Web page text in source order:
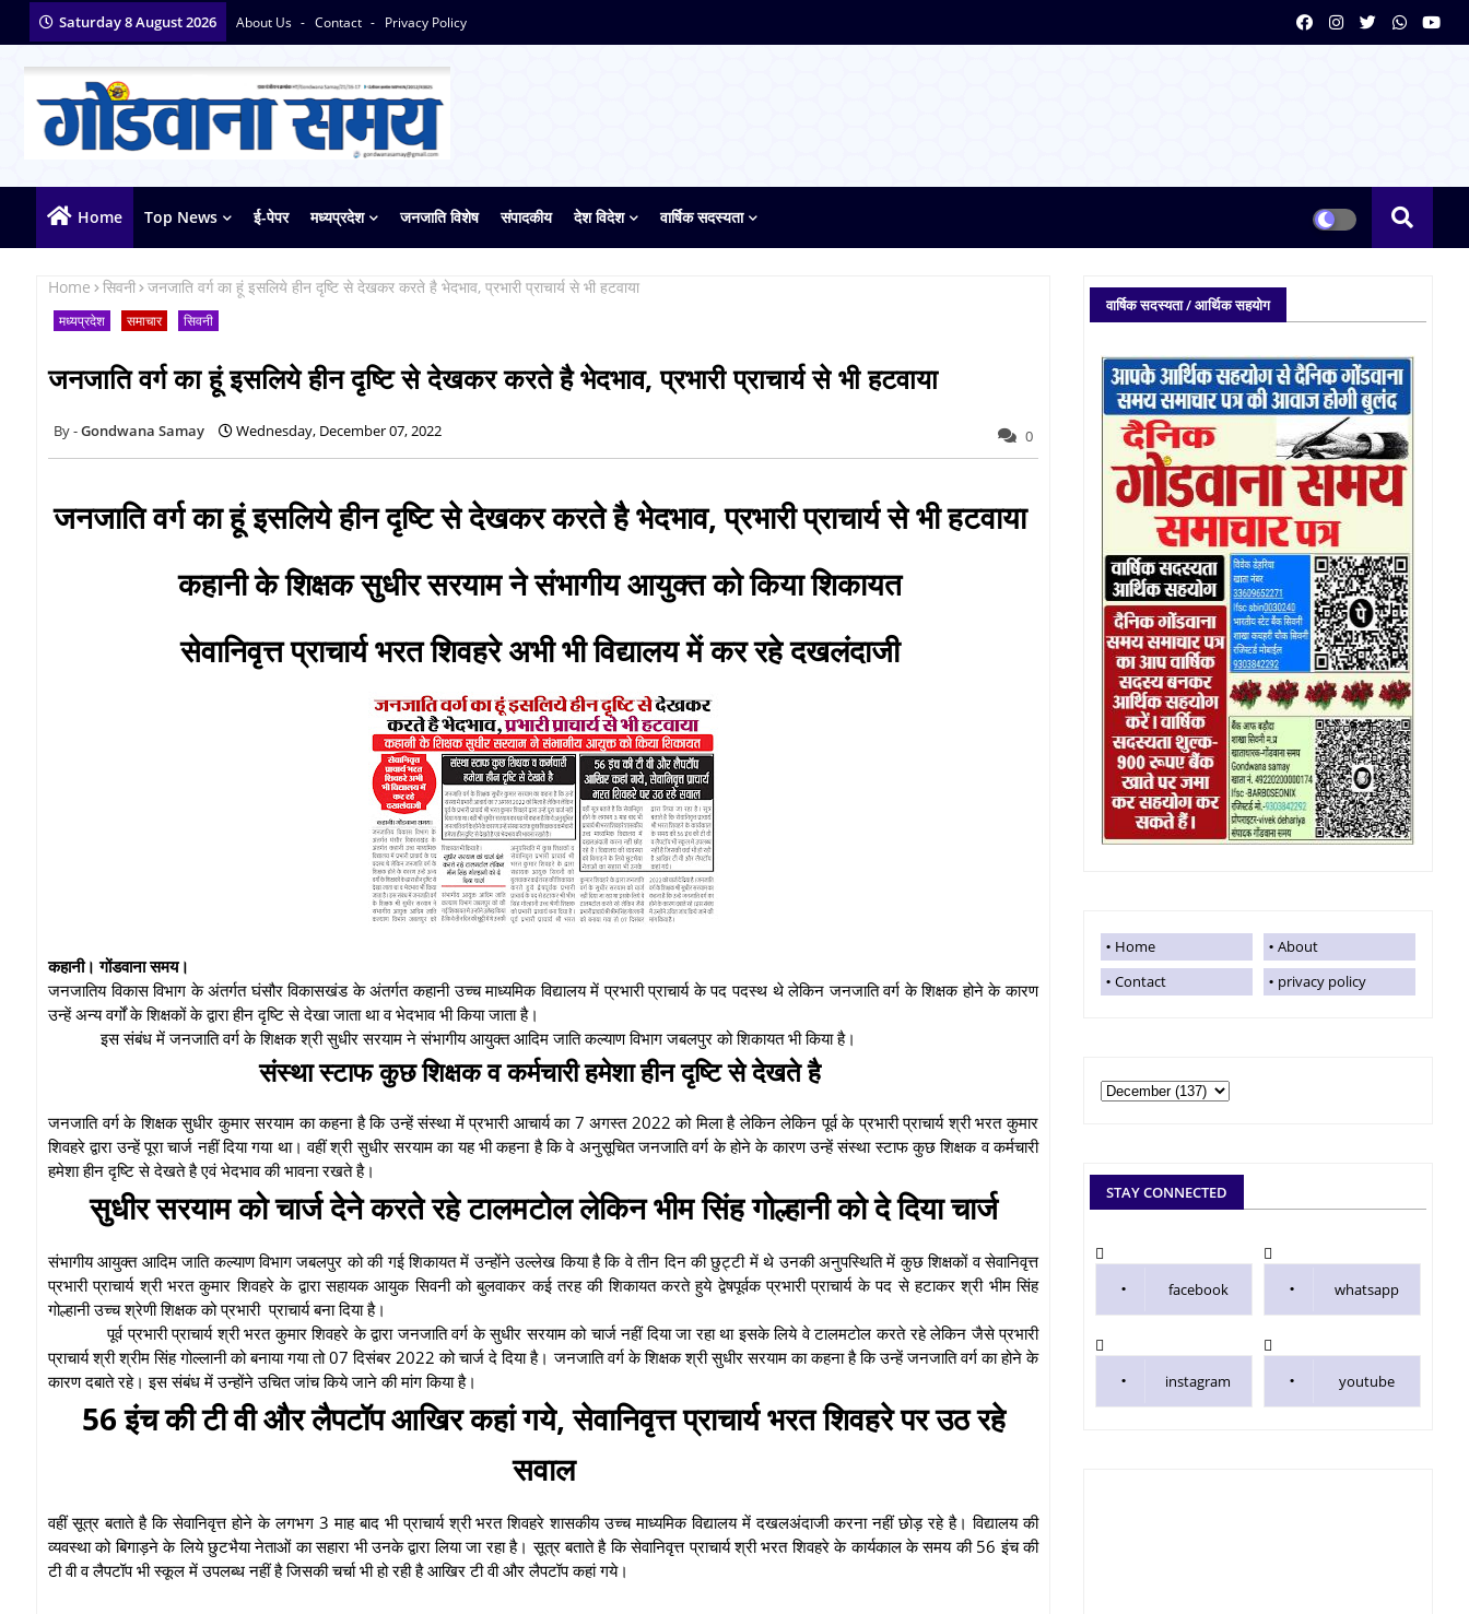
Saturday 8 August 2026 About Us Contact Privacy Policy
Home Top News ई-पेपर मध्यप्रदेश जनजाति विशेष संपादकीय देश विदेश वार्षिक सदस्यता
Home सिवनी जनजाति वर्ग का हूं इसलिये हीन दृष्टि से देखकर करते है भेदभाव, प्रभारी प्राचार्य से भी हटवाया
मध्यप्रदेश समाचार सिवनी
जनजाति वर्ग का हूं इसलिये हीन दृष्टि से देखकर करते है भेदभाव, प्रभारी प्राचार्य से भी हटवाया
Gondwana Samay Wednesday, December 07, 2022 0
जनजाति वर्ग का हूं इसलिये हीन दृष्टि से देखकर करते है भेदभाव, प्रभारी प्राचार्य से भी हटवाया
कहानी के शिक्षक सुधीर सरयाम ने संभागीय आयुक्त को किया शिकायत
सेवानिवृत्त प्राचार्य भरत शिवहरे अभी भी विद्यालय में कर रहे दखलंदाजी
कहानी। गोंडवाना समय।
जनजातिय विकास विभाग के अंतर्गत घंसौर विकासखंड के अंतर्गत कहानी उच्च माध्यमिक विद्यालय में प्रभारी प्राचार्य के पद पदस्थ थे लेकिन जनजाति वर्ग के शिक्षक होने के कारण
उन्हें अन्य वर्गों के शिक्षकों के द्वारा हीन दृष्टि से देखा जाता था व भेदभाव भी किया जाता है।
इस संबंध में जनजाति वर्ग के शिक्षक श्री सुधीर सरयाम ने संभागीय आयुक्त आदिम जाति कल्याण विभाग जबलपुर को शिकायत भी किया है।
संस्था स्टाफ कुछ शिक्षक व कर्मचारी हमेशा हीन दृष्टि से देखते है
जनजाति वर्ग के शिक्षक सुधीर कुमार सरयाम का कहना है कि उन्हें संस्था में प्रभारी आचार्य का 7 अगस्त 2022 को मिला है लेकिन लेकिन पूर्व के प्रभारी प्राचार्य श्री भरत कुमार
शिवहरे द्वारा उन्हें पूरा चार्ज नहीं दिया गया था। वहीं श्री सुधीर सरयाम का यह भी कहना है कि वे अनुसूचित जनजाति वर्ग के होने के कारण उन्हें संस्था स्टाफ कुछ शिक्षक व कर्मचारी
हमेशा हीन दृष्टि से देखते है एवं भेदभाव की भावना रखते है।
सुधीर सरयाम को चार्ज देने करते रहे टालमटोल लेकिन भीम सिंह गोल्हानी को दे दिया चार्ज
संभागीय आयुक्त आदिम जाति कल्याण विभाग जबलपुर को की गई शिकायत में उन्होंने उल्लेख किया है कि वे तीन दिन की छुट्टी में थे उनकी अनुपस्थिति में कुछ शिक्षकों व सेवानिवृत्त
प्रभारी प्राचार्य श्री भरत कुमार शिवहरे के द्वारा सहायक आयुक सिवनी को बुलवाकर कई तरह की शिकायत करते हुये द्वेषपूर्वक प्रभारी प्राचार्य के पद से हटाकर श्री भीम सिंह
गोल्हानी उच्च श्रेणी शिक्षक को प्रभारी प्राचार्य बना दिया है।
पूर्व प्रभारी प्राचार्य श्री भरत कुमार शिवहरे के द्वारा जनजाति वर्ग के सुधीर सरयाम को चार्ज नहीं दिया जा रहा था इसके लिये वे टालमटोल करते रहे लेकिन जैसे प्रभारी
प्राचार्य श्री श्रीम सिंह गोल्लानी को बनाया गया तो 07 दिसंबर 2022 को चार्ज दे दिया है। जनजाति वर्ग के शिक्षक श्री सुधीर सरयाम का कहना है कि उन्हें जनजाति वर्ग का होने के
कारण दबाते रहे। इस संबंध में उन्होंने उचित जांच किये जाने की मांग किया है।
56 इंच की टी वी और लैपटॉप आखिर कहां गये, सेवानिवृत्त प्राचार्य भरत शिवहरे पर उठ रहे
सवाल
वहीं सूत्र बताते है कि सेवानिवृत्त होने के लगभग 3 माह बाद भी प्राचार्य श्री भरत शिवहरे शासकीय उच्च माध्यमिक विद्यालय में दखलअंदाजी करना नहीं छोड़ रहे है। विद्यालय की
व्यवस्था को बिगाड़ने के लिये छुटभैया नेताओं का सहारा भी उनके द्वारा लिया जा रहा है। सूत्र बताते है कि सेवानिवृत्त प्राचार्य श्री भरत शिवहरे के कार्यकाल के समय की 56 इंच की
टी वी व लैपटॉप भी स्कूल में उपलब्ध नहीं है जिसकी चर्चा भी हो रही है आखिर टी वी और लैपटॉप कहां गये।
वार्षिक सदस्यता / आर्थिक सहयोग
Home
About
Contact
privacy policy
STAY CONNECTED
facebook whatsapp
instagram youtube